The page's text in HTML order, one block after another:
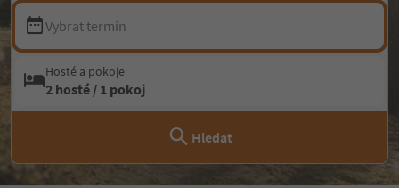
Vybrat termín
Hosté a pokoje
2 hosté / 1 pokoj
Hledat